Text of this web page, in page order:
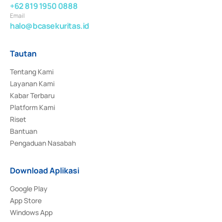
+62 819 1950 0888
Email
halo@bcasekuritas.id
Tautan
Tentang Kami
Layanan Kami
Kabar Terbaru
Platform Kami
Riset
Bantuan
Pengaduan Nasabah
Download Aplikasi
Google Play
App Store
Windows App